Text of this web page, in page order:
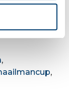
Finnfoam
,
,